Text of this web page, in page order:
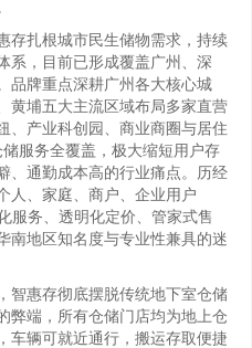
扎根城市民生储物需求，持续
系，目前已形成覆盖广州、深
品牌重点深耕广州各大核心城
黄埔五大主流区域布局多家直营
、产业科创园、商业商圈与居住
服务全覆盖，极大缩短用户存
、通勤成本高的行业痛点。历经
人、家庭、商户、企业用户
服务、透明化定价、管家式售
南地区知名度与专业性兼具的迷
惠存彻底摆脱传统地下室仓储
弊端，所有仓储门店均为地上仓
车辆可就近通行，搬运存取便捷